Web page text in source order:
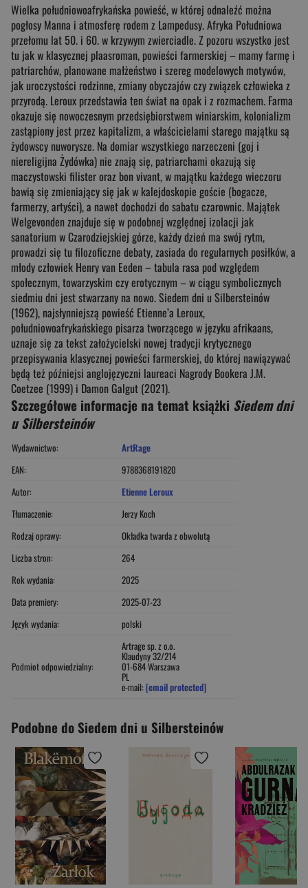
Wielka południowoafrykańska powieść, w której odnaleźć można
pogłosy Manna i atmosferę rodem z Lampedusy. Afryka Południowa
przełomu lat 50. i 60. w krzywym zwierciadle. Z pozoru wszystko jest
tu jak w klasycznej plaasroman, powieści farmerskiej – mamy farmę i
patriarchów, planowane małżeństwo i szereg modelowych motywów,
jak uroczystości rodzinne, zmiany obyczajów czy związek człowieka z
przyrodą. Leroux przedstawia ten świat na opak i z rozmachem. Farma
okazuje się nowoczesnym przedsiębiorstwem winiarskim, kolonializm
zastąpiony jest przez kapitalizm, a właścicielami starego majątku są
żydowscy nuworysze. Na domiar wszystkiego narzeczeni (goj i
niereligijna Żydówka) nie znają się, patriarchami okazują się
maczystowski filister oraz bon vivant, w majątku każdego wieczoru
bawią się zmieniający się jak w kalejdoskopie goście (bogacze,
farmerzy, artyści), a nawet dochodzi do sabatu czarownic. Majątek
Welgevonden znajduje się w podobnej względnej izolacji jak
sanatorium w Czarodziejskiej górze, każdy dzień ma swój rytm,
prowadzi się tu filozoficzne debaty, zasiada do regularnych posiłków, a
młody człowiek Henry van Eeden – tabula rasa pod względem
społecznym, towarzyskim czy erotycznym – w ciągu symbolicznych
siedmiu dni jest stwarzany na nowo. Siedem dni u Silbersteinów
(1962), najsłynniejszą powieść Etienne’a Leroux,
południowoafrykańskiego pisarza tworzącego w języku afrikaans,
uznaje się za tekst założycielski nowej tradycji krytycznego
przepisywania klasycznej powieści farmerskiej, do której nawiązywać
będą też późniejsi anglojęzyczni laureaci Nagrody Bookera J.M.
Coetzee (1999) i Damon Galgut (2021).
Szczegółowe informacje na temat książki Siedem dni
u Silbersteinów
Wydawnictwo:
ArtRage
EAN:
9788368191820
Autor:
Etienne Leroux
Tłumaczenie:
Jerzy Koch
Rodzaj oprawy:
Okładka twarda z obwolutą
Liczba stron:
264
Rok wydania:
2025
Data premiery:
2025-07-23
Język wydania:
polski
Podmiot odpowiedzialny:
Artrage sp. z o.o.
Klaudyny 32/214
01-684 Warszawa
PL
e-mail: [email protected]
Podobne do Siedem dni u Silbersteinów